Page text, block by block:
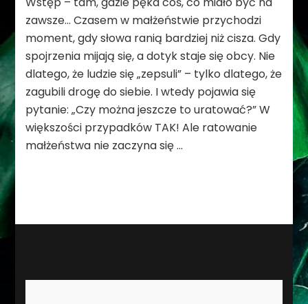
Jak
uratować
małżeństwo?
zawsze… Czasem w małżeństwie przychodzi
moment, gdy słowa ranią bardziej niż cisza. Gdy
spojrzenia mijają się, a dotyk staje się obcy. Nie
dlatego, że ludzie się „zepsuli” – tylko dlatego, że
zagubili drogę do siebie. I wtedy pojawia się
pytanie: „Czy można jeszcze to uratować?” W
większości przypadków TAK! Ale ratowanie
małżeństwa nie zaczyna się …